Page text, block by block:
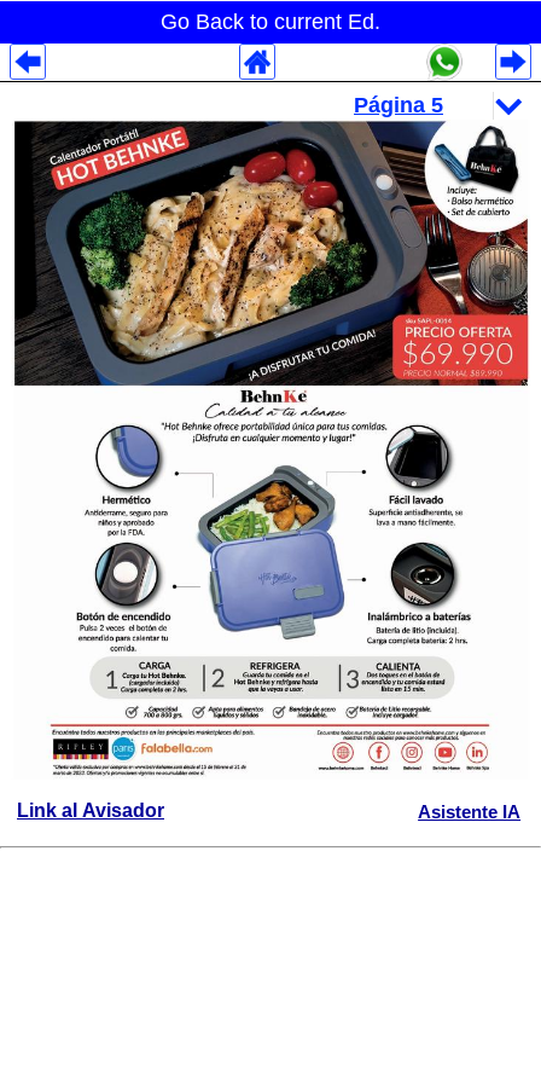
Go Back to current Ed.
Link al Avisador Asistente IA
Despliegues Analytics
Despliegues Totales
Despliegues por Rubros